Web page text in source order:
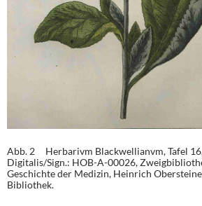
Abb. 2 Herbarivm Blackwellianvm, Tafel
Digitalis/Sign.: HOB-A-00026,
Geschichte der Medizin, Heinrich
Bibliothek.